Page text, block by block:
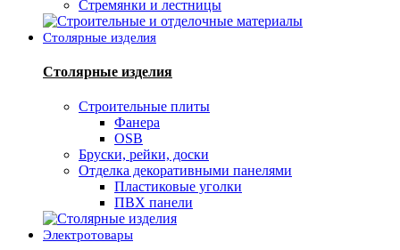
Стремянки и лестницы
Столярные изделия
Столярные изделия
Строительные плиты
Фанера
OSB
Бруски, рейки, доски
Отделка декоративными панелями
Пластиковые уголки
ПВХ панели
Электротовары